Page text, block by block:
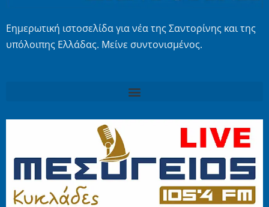
Εημερωτική ιστοσελίδα για νέα της Σαντορίνης και της
υπόλοιπης Ελλάδας. Μείνε συντονισμένος.